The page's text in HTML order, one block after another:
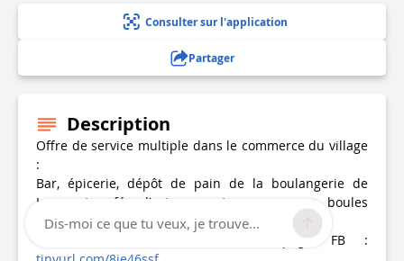
Consulter sur l'application
Partager
Description
Offre de service multiple dans le commerce du village
:
Bar, épicerie, dépôt de pain de la boulangerie de
Louargat, cafés d’enterrements, presse, gaz, boules
bretonnes.
+ Actualité et infos sur la page FB :
Dis-moi ce que tu veux, je trouve...